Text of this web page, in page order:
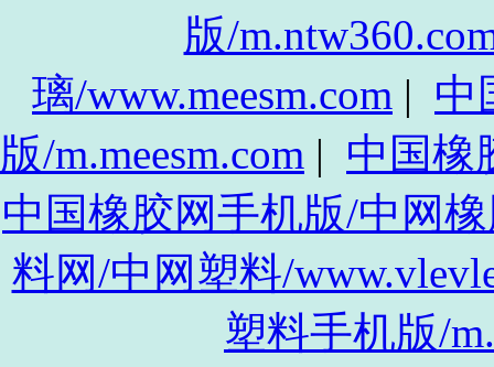
版/
璃/www.meesm.com | 中
版/m.meesm.com | 中国橡
中国橡胶网手机版/中网
料网/中网塑料/
塑料手机版/